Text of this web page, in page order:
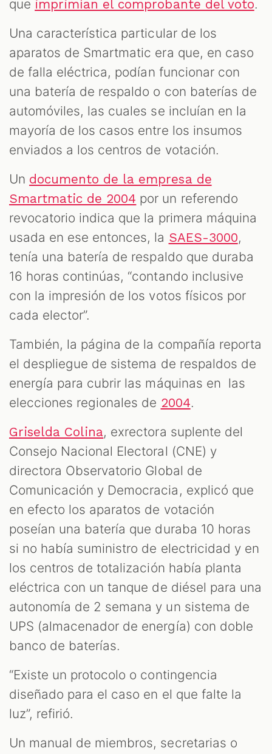
que imprimían el comprobante del voto.
Una característica particular de los
aparatos de Smartmatic era que, en caso
de falla eléctrica, podían funcionar con
una batería de respaldo o con baterías de
automóviles, las cuales se incluían en la
mayoría de los casos entre los insumos
enviados a los centros de votación.
Un documento de la empresa de
Smartmatic de 2004 por un referendo
revocatorio indica que la primera máquina
usada en ese entonces, la SAES-3000,
tenía una batería de respaldo que duraba
16 horas continúas, “contando inclusive
con la impresión de los votos físicos por
cada elector”.
También, la página de la compañía reporta
el despliegue de sistema de respaldos de
energía para cubrir las máquinas en las
elecciones regionales de 2004.
Griselda Colina, exrectora suplente del
Consejo Nacional Electoral (CNE) y
directora Observatorio Global de
Comunicación y Democracia, explicó que
en efecto los aparatos de votación
poseían una batería que duraba 10 horas
si no había suministro de electricidad y en
los centros de totalización había planta
eléctrica con un tanque de diésel para una
autonomía de 2 semana y un sistema de
UPS (almacenador de energía) con doble
banco de baterías.
“Existe un protocolo o contingencia
diseñado para el caso en el que falte la
luz”, refirió.
Un manual de miembros, secretarias o